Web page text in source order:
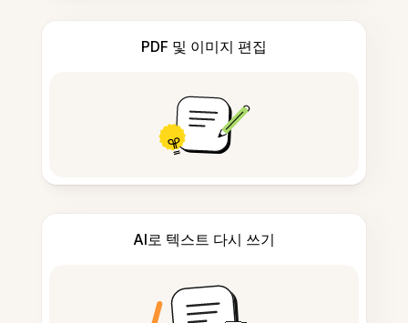
PDF 및 이미지 편집
AI로 텍스트 다시 쓰기